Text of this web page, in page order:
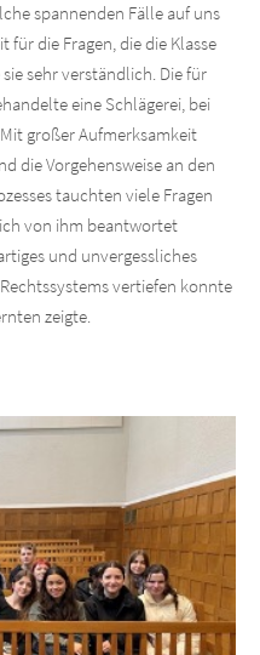
spannenden Fälle auf uns
für die Fragen, die die Klasse
sehr verständlich. Die für
eine Schlägerei, bei
großer Aufmerksamkeit
die Vorgehensweise an den
tauchten viele Fragen
von ihm beantwortet
und unvergessliches
vertiefen konnte
zeigte.